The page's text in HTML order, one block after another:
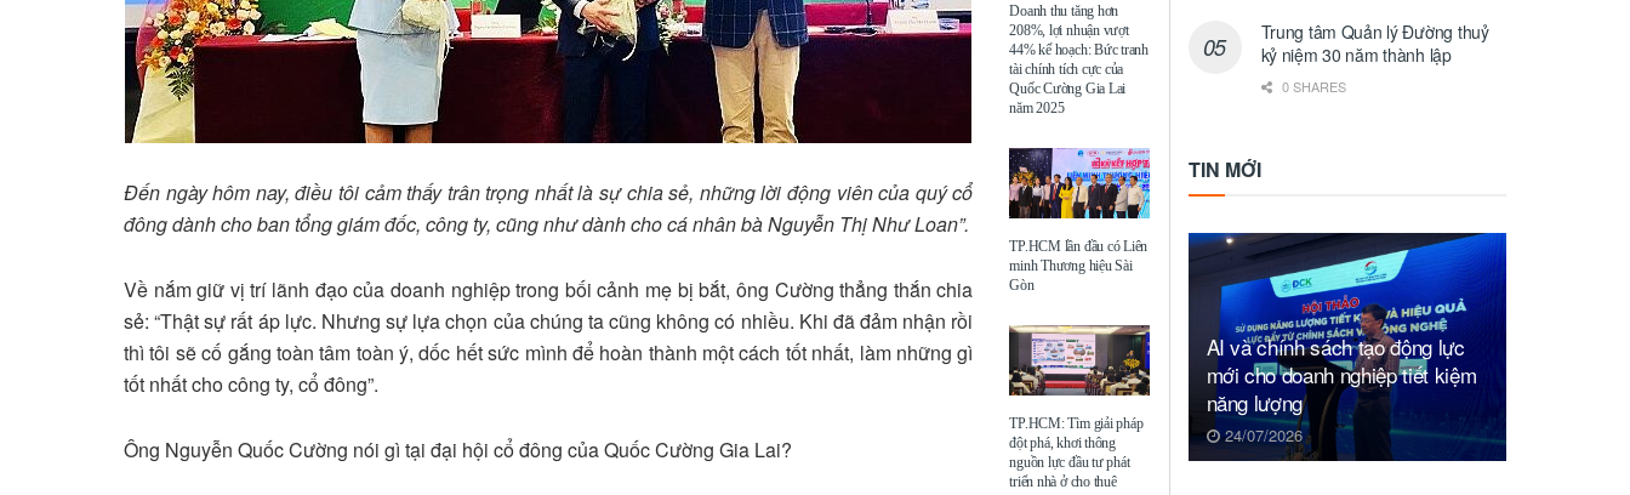
Đến ngày hôm nay, điều tôi cảm thấy trân trọng nhất là sự chia sẻ, những lời động viên của quý cổ
đông dành cho ban tổng giám đốc, công ty, cũng như dành cho cá nhân bà Nguyễn Thị Như Loan”.
Về nắm giữ vị trí lãnh đạo của doanh nghiệp trong bối cảnh mẹ bị bắt, ông Cường thẳng thắn chia
sẻ: “Thật sự rất áp lực. Nhưng sự lựa chọn của chúng ta cũng không có nhiều. Khi đã đảm nhận rồi
thì tôi sẽ cố gắng toàn tâm toàn ý, dốc hết sức mình để hoàn thành một cách tốt nhất, làm những gì
tốt nhất cho công ty, cổ đông”.
Ông Nguyễn Quốc Cường nói gì tại đại hội cổ đông của Quốc Cường Gia Lai?
Doanh thu tăng hơn
208%, lợi nhuận vượt
44% kế hoạch: Bức tranh
tài chính tích cực của
Quốc Cường Gia Lai
năm 2025
TP.HCM lần đầu có Liên
minh Thương hiệu Sài
Gòn
TP.HCM: Tìm giải pháp
đột phá, khơi thông
nguồn lực đầu tư phát
triển nhà ở cho thuê
Trung tâm Quản lý Đường thuỷ
kỷ niệm 30 năm thành lập
0 SHARES
TIN MỚI
AI và chính sách tạo động lực
mới cho doanh nghiệp tiết kiệm
năng lượng
24/07/2026